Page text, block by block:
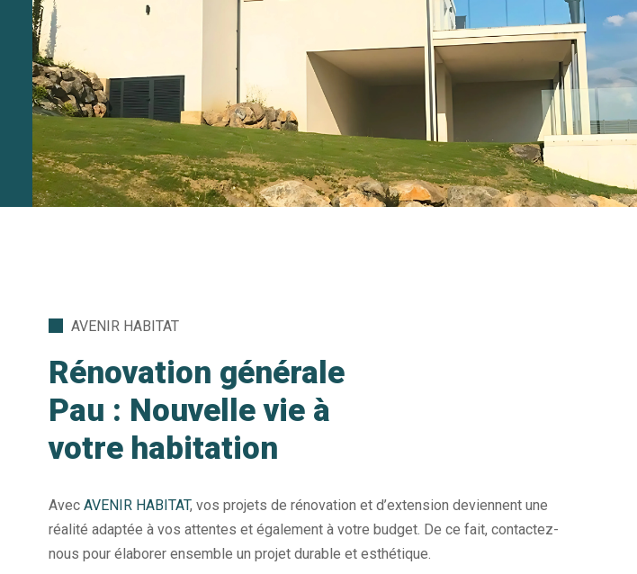
AVENIR HABITAT
Rénovation générale
Pau : Nouvelle vie à
votre habitation
Avec AVENIR HABITAT, vos projets de rénovation et d’extension deviennent une
réalité adaptée à vos attentes et également à votre budget. De ce fait, contactez-
nous pour élaborer ensemble un projet durable et esthétique.